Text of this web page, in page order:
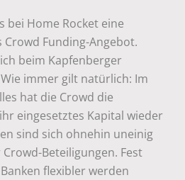
bei Home Rocket eine
Funding-Angebot.
beim Kapfenberger
immer gilt natürlich: Im
hat die Crowd die
eingesetztes Kapital wieder
sind sich ohnehin uneinig
Beteiligungen. Fest
flexibler werden